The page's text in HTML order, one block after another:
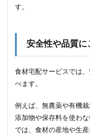
4.3
配送
や頻
度に
る
4.4
食材
す。
安全性や品質に
食材宅配サービスでは
べます。
例えば、無農薬や有機
添加物や保存料を使わ
では、食材の産地や生